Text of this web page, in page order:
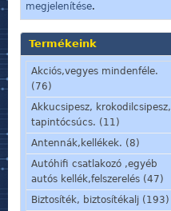
megjelenítése.
Termékeink
Akciós,vegyes mindenféle.
(76)
Akkucsipesz, krokodilcsipesz,
tapintócsúcs. (11)
Antennák,kellékek. (8)
Autóhifi csatlakozó ,egyéb
autós kellék,felszerelés (47)
Biztosíték, biztosítékalj (193)